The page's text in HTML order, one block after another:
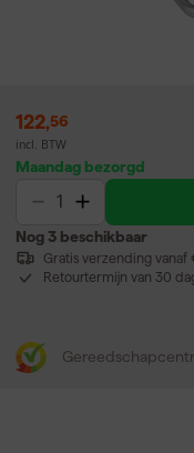
122,56
incl. BTW
Maandag bezorgd
Nog 3 beschikbaar
Gratis verzending vanaf
Retourtermijn van 30